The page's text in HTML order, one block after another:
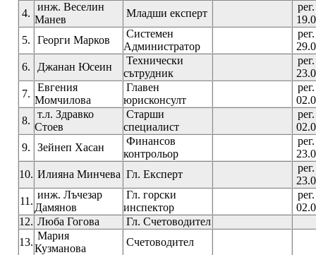
4.
инж. Веселин
Манев
Младши експерт
5.
Георги Марков
Системен
Администратор
6.
Джанан Юсеин
Технически
сътрудник
7.
Евгения
Момчилова
Главен
юрисконсулт
8.
т.л. Здравко
Стоев
Старши
специалист
9.
Зейнеп Хасан
Финансов
контрольор
10. Илияна Минчева Гл. Експерт
11.
инж. Лъчезар
Дамянов
Гл. горски
инспектор
12. Люба Гогова
Гл. Счетоводител
13.
Мария
Кузманова
Счетоводител